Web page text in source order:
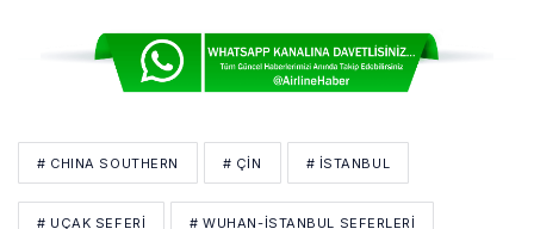
Bir Yorum Yaz
Yorumunuz